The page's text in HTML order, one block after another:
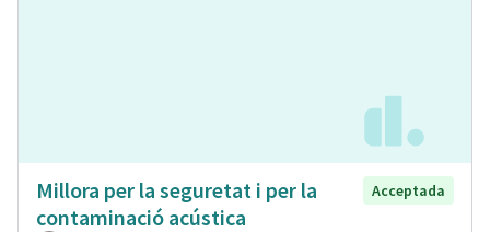
Millora per la seguretat i per la
contaminació acústica
Acceptada